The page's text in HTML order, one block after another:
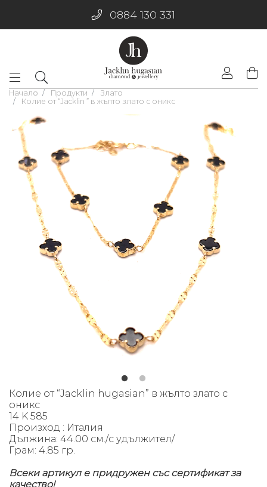
0884 130 331
Начало Продукти
Злато
Колие от “Jacklin ” в жълто злато с оникс
Колие от “Jacklin hugasian” в жълто злато с
оникс
14 K 585
Произход : Италия
Дължина: 44.00 см./с удължител/
Грам: 4.85 гр.
Всеки артикул е придружен със сертификат за
качество!